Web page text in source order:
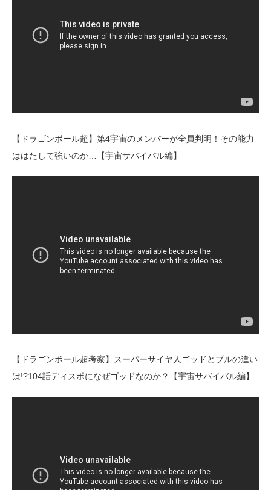
【ドラゴンボール超】第4宇宙のメンバーが全員判明！その能力
ははたして強いのか…【宇宙サバイバル編】
【ドラゴンボール超考察】スーパーサイヤ人ゴッドとブルの違い
は!?104話ディスポになぜゴッドなのか？【宇宙サバイバル編】